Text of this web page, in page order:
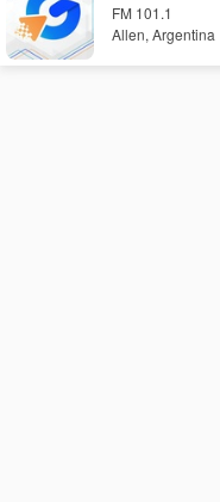
FM 101.1
Allen, Argentina